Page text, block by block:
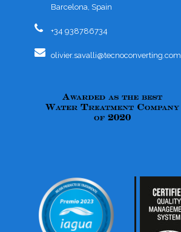
Barcelona, Spain
+34 938786734
olivier.savalli@tecnoconverting.com